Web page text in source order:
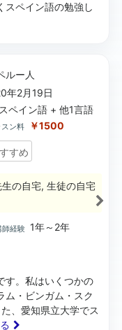
スペイン語の勉強し
ルー 人
年2月19日
スペイン語 + 他1言語
ン料 ￥1500
すめ
の自宅, 生徒の自宅
師経験 1年～2年
す。私はいくつかの
ム・ビンガム・スク
、愛知県立大学でス